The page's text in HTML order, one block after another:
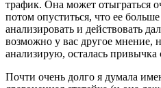
трафик. Она может отыграться
потом опуститься, что ее
анализировать и действовать
возможно у вас другое мнение,
анализирую, осталась
Почти очень долго я думала